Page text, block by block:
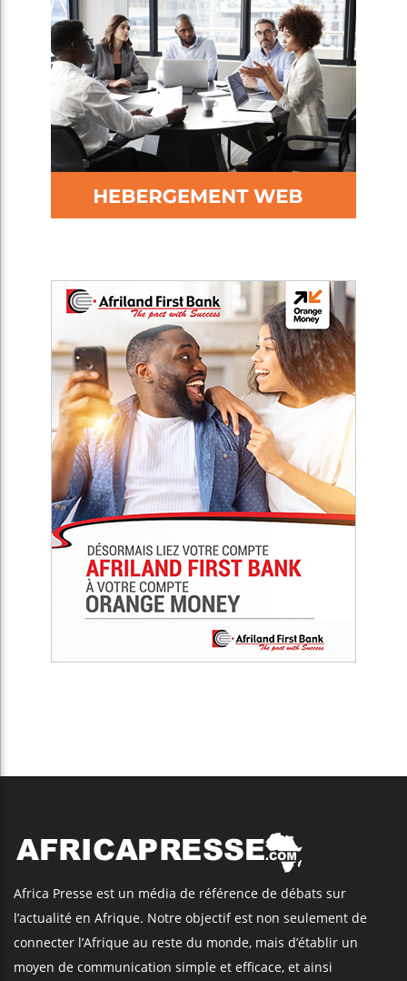
Africa Presse est un média de référence de débats sur
l’actualité en Afrique. Notre objectif est non seulement de
connecter l’Afrique au reste du monde, mais d’établir un
moyen de communication simple et efficace, et ainsi